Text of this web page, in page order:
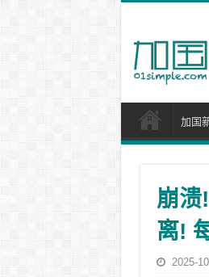
加国
崩溃
离!
2025-